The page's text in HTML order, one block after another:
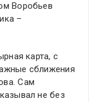
Воробьев
–
карта, с
сближения
Сам
не без